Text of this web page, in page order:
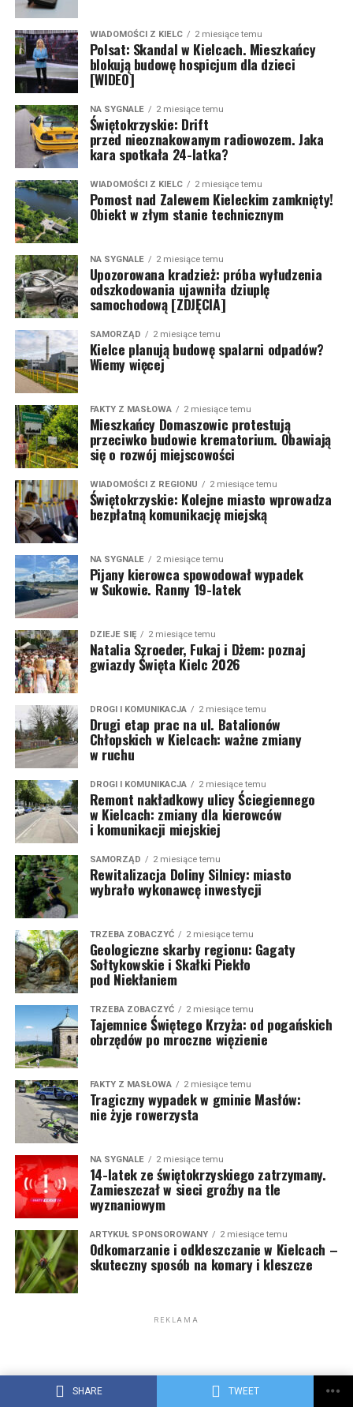
SHARE TWEET
WIADOMOŚCI Z KIELC 2 miesiące temu
Polsat: Skandal w Kielcach. Mieszkańcy
blokują budowę hospicjum dla dzieci
[WIDEO]
NA SYGNALE 2 miesiące temu
Świętokrzyskie: Drift
przed nieoznakowanym radiowozem. Jaka
kara spotkała 24-latka?
WIADOMOŚCI Z KIELC 2 miesiące temu
Pomost nad Zalewem Kieleckim zamknięty!
Obiekt w złym stanie technicznym
NA SYGNALE 2 miesiące temu
Upozorowana kradzież: próba wyłudzenia
odszkodowania ujawniła dziuplę
samochodową [ZDJĘCIA]
SAMORZĄD 2 miesiące temu
Kielce planują budowę spalarni odpadów?
Wiemy więcej
FAKTY Z MASŁOWA 2 miesiące temu
Mieszkańcy Domaszowic protestują
przeciwko budowie krematorium. Obawiają
się o rozwój miejscowości
WIADOMOŚCI Z REGIONU 2 miesiące temu
Świętokrzyskie: Kolejne miasto wprowadza
bezpłatną komunikację miejską
NA SYGNALE 2 miesiące temu
Pijany kierowca spowodował wypadek
w Sukowie. Ranny 19-latek
DZIEJE SIĘ 2 miesiące temu
Natalia Szroeder, Fukaj i Dżem: poznaj
gwiazdy Święta Kielc 2026
DROGI I KOMUNIKACJA 2 miesiące temu
Drugi etap prac na ul. Batalionów
Chłopskich w Kielcach: ważne zmiany
w ruchu
DROGI I KOMUNIKACJA 2 miesiące temu
Remont nakładkowy ulicy Ściegiennego
w Kielcach: zmiany dla kierowców
i komunikacji miejskiej
SAMORZĄD 2 miesiące temu
Rewitalizacja Doliny Silnicy: miasto
wybrało wykonawcę inwestycji
TRZEBA ZOBACZYĆ 2 miesiące temu
Geologiczne skarby regionu: Gagaty
Sołtykowskie i Skałki Piekło
pod Niekłaniem
TRZEBA ZOBACZYĆ 2 miesiące temu
Tajemnice Świętego Krzyża: od pogańskich
obrzędów po mroczne więzienie
FAKTY Z MASŁOWA 2 miesiące temu
Tragiczny wypadek w gminie Masłów:
nie żyje rowerzysta
NA SYGNALE 2 miesiące temu
14-latek ze świętokrzyskiego zatrzymany.
Zamieszczał w sieci groźby na tle
wyznaniowym
ARTYKUŁ SPONSOROWANY 2 miesiące temu
Odkomarzanie i odkleszczanie w Kielcach –
skuteczny sposób na komary i kleszcze
REKLAMA